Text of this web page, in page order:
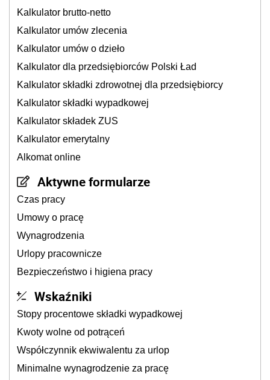
Kalkulator brutto-netto
Kalkulator umów zlecenia
Kalkulator umów o dzieło
Kalkulator dla przedsiębiorców Polski Ład
Kalkulator składki zdrowotnej dla przedsiębiorcy
Kalkulator składki wypadkowej
Kalkulator składek ZUS
Kalkulator emerytalny
Alkomat online
Aktywne formularze
Czas pracy
Umowy o pracę
Wynagrodzenia
Urlopy pracownicze
Bezpieczeństwo i higiena pracy
Wskaźniki
Stopy procentowe składki wypadkowej
Kwoty wolne od potrąceń
Współczynnik ekwiwalentu za urlop
Minimalne wynagrodzenie za pracę